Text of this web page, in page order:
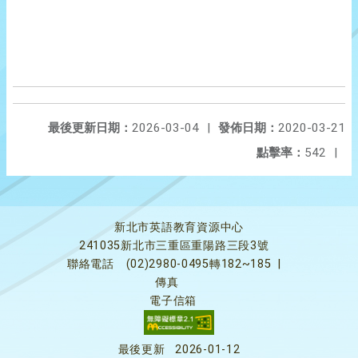
發佈日期： 2020-03-21
最後更新日期： 2026-03-04
|
點擊率： 542 |
新北市英語教育資源中心
241035新北市三重區重陽路三段3號
聯絡電話
(02)2980-0495轉182~185
傳真
電子信箱
最後更新 2026-01-12